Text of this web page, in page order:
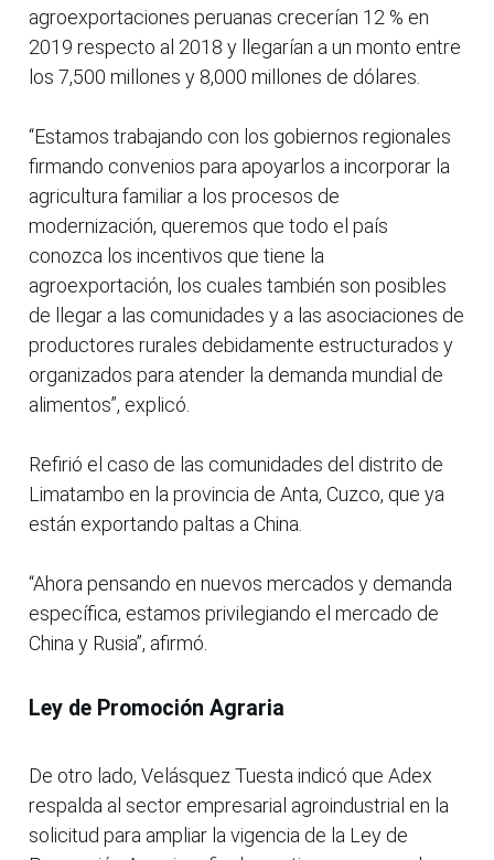
agroexportaciones peruanas crecerían 12 % en
2019 respecto al 2018 y llegarían a un monto entre
los 7,500 millones y 8,000 millones de dólares.
“Estamos trabajando con los gobiernos regionales
firmando convenios para apoyarlos a incorporar la
agricultura familiar a los procesos de
modernización, queremos que todo el país
conozca los incentivos que tiene la
agroexportación, los cuales también son posibles
de llegar a las comunidades y a las asociaciones de
productores rurales debidamente estructurados y
organizados para atender la demanda mundial de
alimentos”, explicó.
Refirió el caso de las comunidades del distrito de
Limatambo en la provincia de Anta, Cuzco, que ya
están exportando paltas a China.
“Ahora pensando en nuevos mercados y demanda
específica, estamos privilegiando el mercado de
China y Rusia”, afirmó.
Ley de Promoción Agraria
De otro lado, Velásquez Tuesta indicó que Adex
respalda al sector empresarial agroindustrial en la
solicitud para ampliar la vigencia de la Ley de